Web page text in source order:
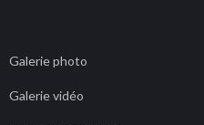
Galerie photo
Galerie vidéo